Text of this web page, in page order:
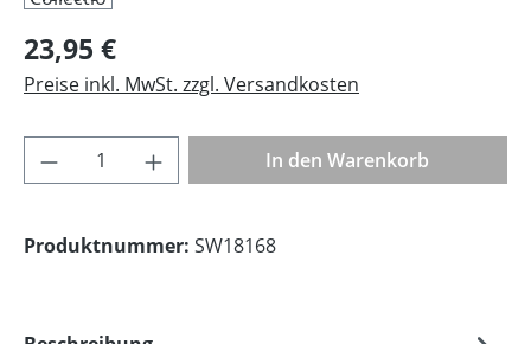
Regulärer Preis:
23,95 €
Preise inkl. MwSt. zzgl. Versandkosten
Produkt Anzahl: Gib den gewünschten
In den Warenkorb
Produktnummer: SW18168